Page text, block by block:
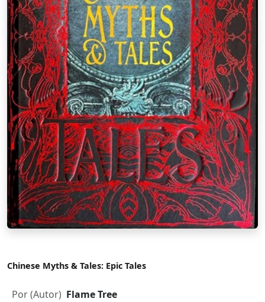
Chinese Myths & Tales: Epic Tales
Por (Autor) Flame Tree